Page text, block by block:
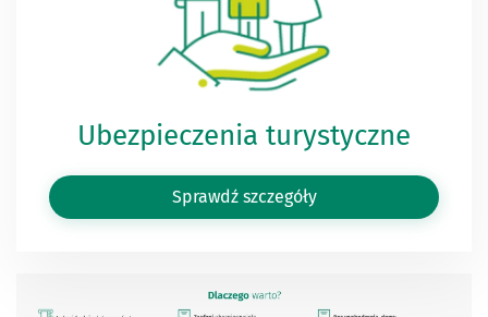
Ubezpieczenia turystyczne
Sprawdź szczegóły